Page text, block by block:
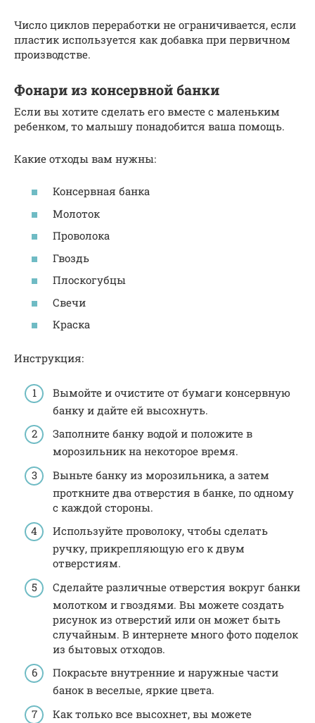
Число циклов переработки не ограничивается, если
пластик используется как добавка при первичном
производстве.
Фонари из консервной банки
Если вы хотите сделать его вместе с маленьким
ребенком, то малышу понадобится ваша помощь.
Какие отходы вам нужны:
Консервная банка
Молоток
Проволока
Гвоздь
Плоскогубцы
Свечи
Краска
Инструкция:
Вымойте и очистите от бумаги консервную
банку и дайте ей высохнуть.
Заполните банку водой и положите в
морозильник на некоторое время.
Выньте банку из морозильника, а затем
проткните два отверстия в банке, по одному
с каждой стороны.
Используйте проволоку, чтобы сделать
ручку, прикрепляющую его к двум
отверстиям.
Сделайте различные отверстия вокруг банки
молотком и гвоздями. Вы можете создать
рисунок из отверстий или он может быть
случайным. В интернете много фото поделок
из бытовых отходов.
Покрасьте внутренние и наружные части
банок в веселые, яркие цвета.
Как только все высохнет, вы можете